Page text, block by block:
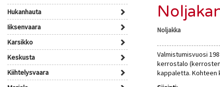
Hukanhauta
Iiksenvaara
Karsikko
Keskusta
Kiihtelysvaara
Noljakka
Valmistumisvuosi
kerrostalo
kappaletta. Kohteen